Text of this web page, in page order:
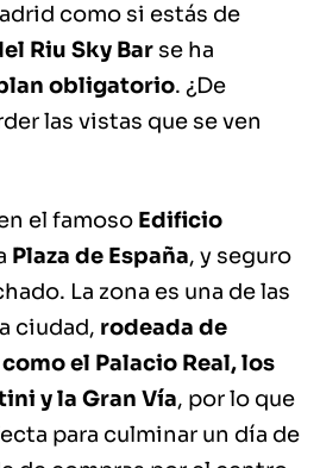
como si estás de
Riu Sky Bar se ha
obligatorio. ¿De
las vistas que se ven
el famoso Edificio
Plaza de España, y seguro
La zona es una de las
ciudad, rodeada de
el Palacio Real, los
y la Gran Vía, por lo que
para culminar un día de